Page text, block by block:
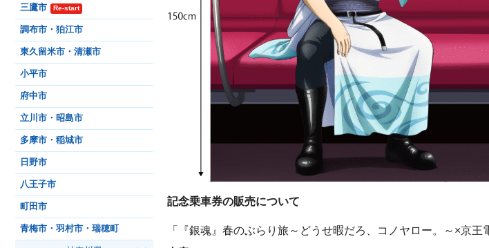
記念乗車券の販売について
「『銀魂』春のぶらり旅～どうせ暇だろ、コノヤロー。～×京
三鷹市 Re-start
調布市・狛江市
東久留米市・清瀬市
小平市
府中市
立川市・昭島市
多摩市・稲城市
日野市
八王子市
町田市
青梅市・羽村市・瑞穂町